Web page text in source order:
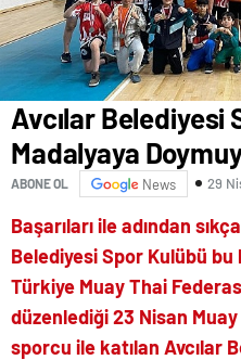
Avcılar Belediyesi
Madalyaya
ABONE OL News 29
Başarıları ile adından
Belediyesi Spor Kulübü bu
Türkiye Muay Thai
düzenlediği 23 Nisan Muay
sporcu ile katılan Avcılar